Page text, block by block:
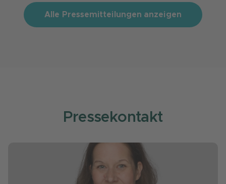
Alle Pressemitteilungen anzeigen
Pressekontakt